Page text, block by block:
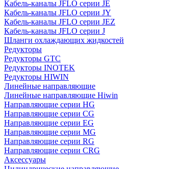
Кабель-каналы JFLO серии JE
Кабель-каналы JFLO серии JY
Кабель-каналы JFLO серии JEZ
Кабель-каналы JFLO серии J
Шланги охлаждающих жидкостей
Редукторы
Редукторы GTC
Редукторы INOTEK
Редукторы HIWIN
Линейные направляющие
Линейные направляющие Hiwin
Направляющие серии HG
Направляющие серии CG
Направляющие серии EG
Направляющие серии MG
Направляющие серии RG
Направляющие серии CRG
Аксессуары